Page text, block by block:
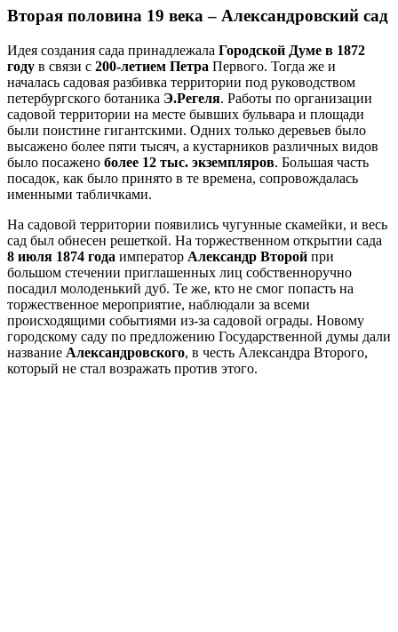
Вторая половина 19 века – Александровский сад
Идея создания сада принадлежала Городской Думе в 1872
году в связи с 200-летием Петра Первого. Тогда же и
началась садовая разбивка территории под руководством
петербургского ботаника Э.Регеля. Работы по организации
садовой территории на месте бывших бульвара и площади
были поистине гигантскими. Одних только деревьев было
высажено более пяти тысяч, а кустарников различных видов
было посажено более 12 тыс. экземпляров. Большая часть
посадок, как было принято в те времена, сопровождалась
именными табличками.
На садовой территории появились чугунные скамейки, и весь
сад был обнесен решеткой. На торжественном открытии сада
8 июля 1874 года император Александр Второй при
большом стечении приглашенных лиц собственноручно
посадил молоденький дуб. Те же, кто не смог попасть на
торжественное мероприятие, наблюдали за всеми
происходящими событиями из-за садовой ограды. Новому
городскому саду по предложению Государственной думы дали
название Александровского, в честь Александра Второго,
который не стал возражать против этого.